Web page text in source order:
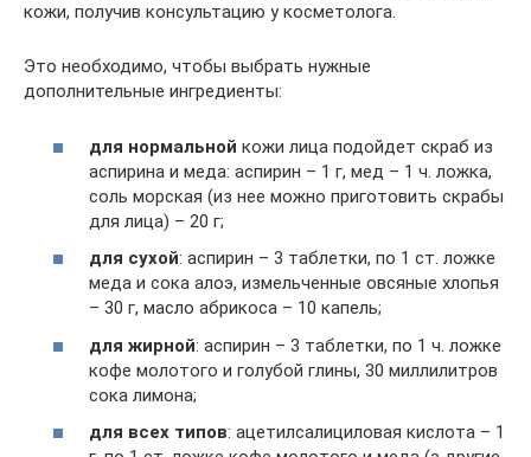
кожи, получив консультацию у косметолога.
Это необходимо, чтобы выбрать нужные
дополнительные ингредиенты:
для нормальной кожи лица подойдет скраб из
аспирина и меда: аспирин – 1 г, мед – 1 ч. ложка,
соль морская (из нее можно приготовить скрабы
для лица) – 20 г;
для сухой: аспирин – 3 таблетки, по 1 ст. ложке
меда и сока алоэ, измельченные овсяные хлопья
– 30 г, масло абрикоса – 10 капель;
для жирной: аспирин – 3 таблетки, по 1 ч. ложке
кофе молотого и голубой глины, 30 миллилитров
сока лимона;
для всех типов: ацетилсалициловая кислота – 1